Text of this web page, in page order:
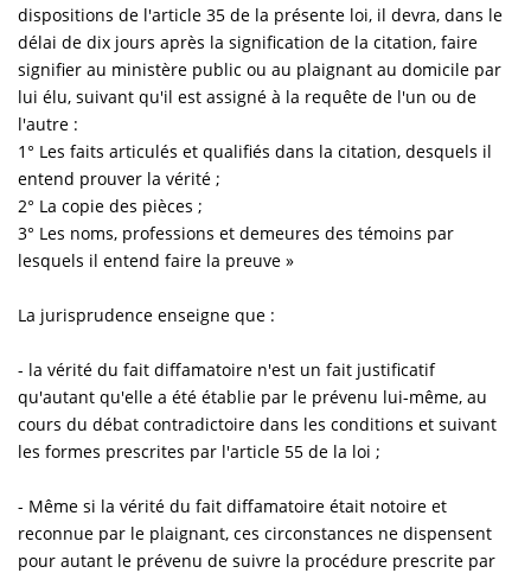
dispositions de l'article 35 de la présente loi, il devra, dans le
délai de dix jours après la signification de la citation, faire
signifier au ministère public ou au plaignant au domicile par
lui élu, suivant qu'il est assigné à la requête de l'un ou de
l'autre :
1° Les faits articulés et qualifiés dans la citation, desquels il
entend prouver la vérité ;
2° La copie des pièces ;
3° Les noms, professions et demeures des témoins par
lesquels il entend faire la preuve »
La jurisprudence enseigne que :
- la vérité du fait diffamatoire n'est un fait justificatif
qu'autant qu'elle a été établie par le prévenu lui-même, au
cours du débat contradictoire dans les conditions et suivant
les formes prescrites par l'article 55 de la loi ;
- Même si la vérité du fait diffamatoire était notoire et
reconnue par le plaignant, ces circonstances ne dispensent
pour autant le prévenu de suivre la procédure prescrite par